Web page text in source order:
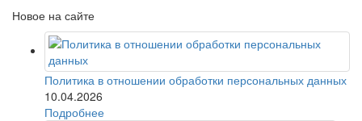
Новое на сайте
Политика в отношении обработки персональных данных
10.04.2026
Подробнее